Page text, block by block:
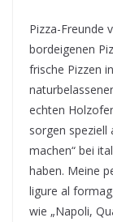
Pizza-Freunde
bordeigenen
frische Pizzen
echten
sorgen speziell
machen“ bei
haben. Meine
ligure al
wie „Napoli,